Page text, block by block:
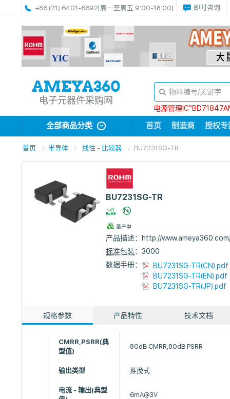
+86 (21) 6401-6692[周一至周五 9:00-18:00] 即时咨询
电子元器件采购网
电源管理
全部商品分类 首页 制造商 授权专
首页 半导体 线性 - 比较器 BU7231SG-TR
BU7231SG-TR
量产中
产品描述：
http://
标准包装：3000
数据手册：
BU7231SG-TR(CN).pdf
BU7231SG-TR(EN).pdf
BU7231SG-TR(JP).pdf
规格参数 产品特性 技术文档
CMRR,PSRR(典
型值)
80dB CMRR,80dB PSRR
输出类型 推挽式
电流 - 输出(典型
6mA@3V